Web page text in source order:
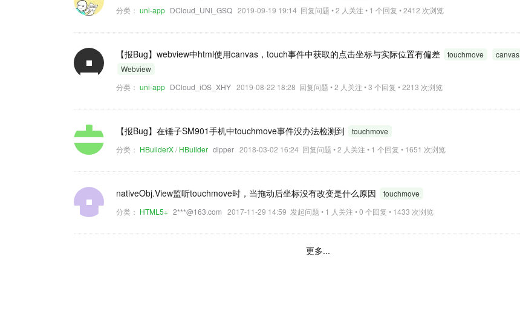
分类： uni-app DCloud_UNI_GSQ 2019-09-19 19:14 回复问题 • 2 人关注 • 1 个回复 • 2412 次浏览
【报Bug】webview中html使用canvas，touch事件中获取的点击坐标与实际位置有偏差 touchmove
canvas
Webview
分类： uni-app DCloud_iOS_XHY 2019-08-22 18:28 回复问题 • 2 人关注 • 3 个回复 • 2213 次浏览
【报Bug】在锤子SM901手机中touchmove事件没办法检测到
touchmove
分类： HBuilderX/ HBuilder dipper 2018-03-02 16:24 回复问题 • 2 人关注 • 1 个回复 • 1651 次浏览
nativeObj.View监听touchmove时，当拖动后坐标没有改变是什么原因
touchmove
分类： HTML5+ 2***@163.com 2017-11-29 14:59 发起问题 • 1 人关注 • 0 个回复 • 1433 次浏览
更多...